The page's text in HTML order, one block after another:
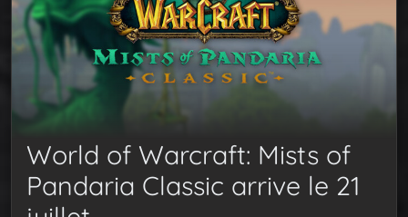
World of Warcraft: Mists of
Pandaria Classic arrive le 21